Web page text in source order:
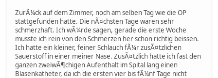
ZurÃ¼ck auf dem Zimmer, noch am selben Tag wie die OP
stattgefunden hatte. Die nÃ¤chsten Tage waren sehr
schmerzhaft. Ich wÃ¼rde sagen, gerade die erste Woche
musste ich rein von den Schmerzen her schon richtig beissen.
Ich hatte ein kleiner, feiner Schlauch fÃ¼r zusÃ¤tzlichen
Sauerstoff in einer meiner Nase. ZusÃ¤tzlich hatte ich fast den
ganzen zweiwÃ¶chigen Aufenthalt im Spital lang einen
Blasenkatheter, da ich die ersten vier bis fÃ¼nf Tage nicht